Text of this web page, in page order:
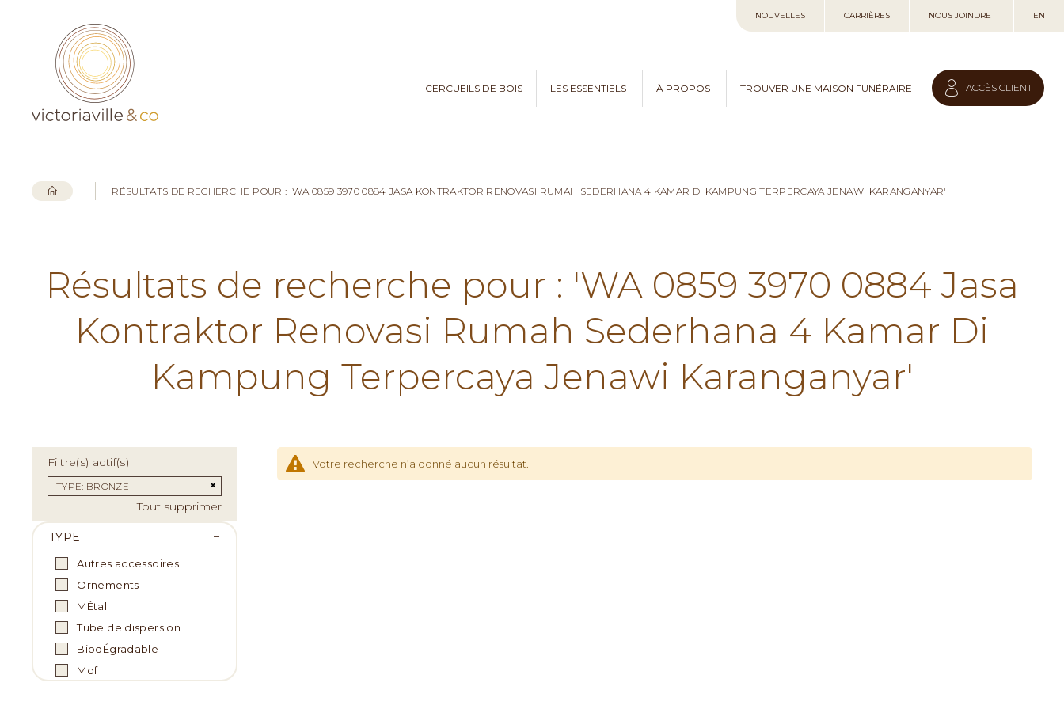
au
NOUVELLES CARRIÈRES NOUS JOINDRE EN
CERCUEILS DE BOIS LES ESSENTIELS À PROPOS TROUVER UNE MAISON FUNÉRAIRE ACCÈS CLIENT
RÉSULTATS DE RECHERCHE POUR : 'WA 0859 3970 0884 JASA KONTRAKTOR RENOVASI RUMAH SEDERHANA 4 KAMAR DI KAMPUNG TERPERCAYA JENAWI KARANGANYAR'
Résultats de recherche pour : 'WA 0859 3970 0884 Jasa
Kontraktor Renovasi Rumah Sederhana 4 Kamar Di
Kampung Terpercaya Jenawi Karanganyar'
Votre recherche n’a donné aucun résultat.
Filtre(s) actif(s)
TYPE BRONZE Supprimer cet Élément
Tout supprimer
TYPE
Autres accessoires
Ornements
MÉtal
Tube de dispersion
BiodÉgradable
Mdf